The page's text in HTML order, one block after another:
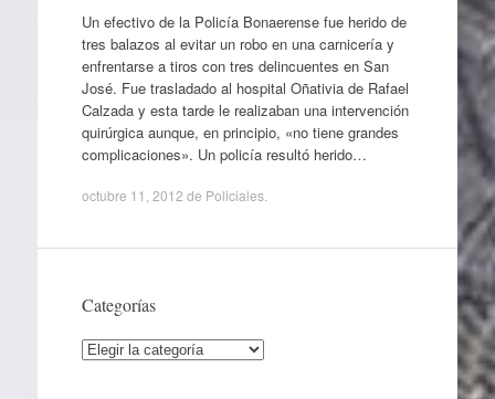
Un efectivo de la Policía Bonaerense fue herido de
tres balazos al evitar un robo en una carnicería y
enfrentarse a tiros con tres delincuentes en San
José. Fue trasladado al hospital Oñativia de Rafael
Calzada y esta tarde le realizaban una intervención
quirúrgica aunque, en principio, «no tiene grandes
complicaciones». Un policía resultó herido…
octubre 11, 2012 de Policiales.
Categorías
Categorías